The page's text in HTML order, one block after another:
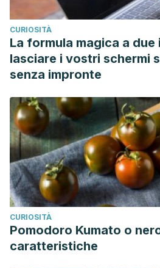
CURIOSITÀ
La formula magica a
lasciare i vostri schermi
senza impronte
CURIOSITÀ
Pomodoro Kumato o
caratteristiche